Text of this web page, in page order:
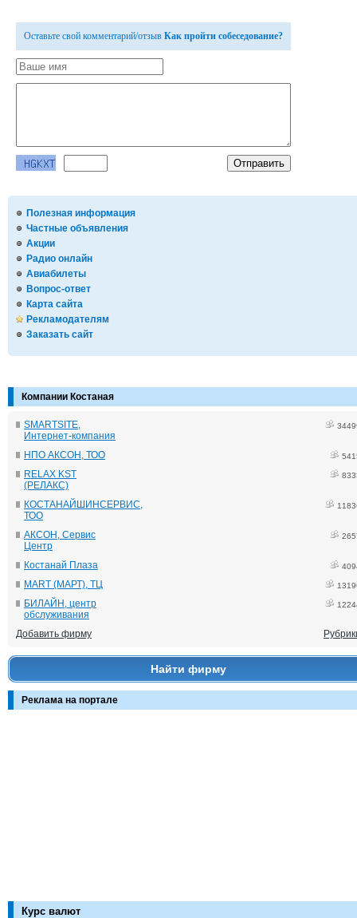
Полезная информация
Частные объявления
Акции
Радио онлайн
Авиабилеты
Вопрос-ответ
Карта сайта
Рекламодателям
Заказать сайт
Компании Костаная
SMARTSITE,
Интернет-компания
НПО АКСОН, ТОО
RELAX KST
(РЕЛАКС)
КОСТАНАЙШИНСЕРВИС,
ТОО
АКСОН, Сервис
Центр
Костанай Плаза
MART (МАРТ), ТЦ
БИЛАЙН, центр
обслуживания
Добавить фирму
Найти фирму
Реклама на портале
Курс валют
Оставьте свой комментарий/отзыв Как пройти собеседование?